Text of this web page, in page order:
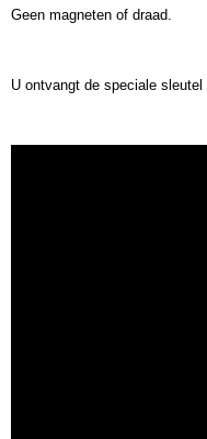
Geen magneten of draad.
U ontvangt de speciale